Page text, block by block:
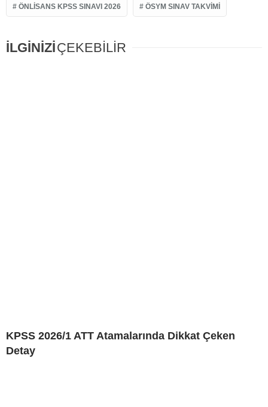
ÖNLISANS KPSS SINAVI 2026 ÖSYM SINAV TAKVIMI
İLGİNİZİÇEKEBİLİR
KPSS 2026/1 ATT Atamalarında Dikkat Çeken
Detay